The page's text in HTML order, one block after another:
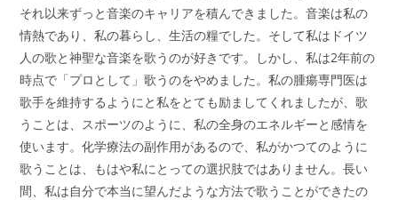
それ以来ずっと音楽のキャリアを積んできました。音楽は私の
情熱であり、私の暮らし、生活の糧でした。そして私はドイツ
人の歌と神聖な音楽を歌うのが好きです。しかし、私は2年前の
時点で「プロとして」歌うのをやめました。私の腫瘍専門医は
歌手を維持するようにと私をとても励ましてくれましたが、歌
うことは、スポーツのように、私の全身のエネルギーと感情を
使います。化学療法の副作用があるので、私がかつてのように
歌うことは、もはや私にとっての選択肢ではありません。長い
間、私は自分で本当に望んだような方法で歌うことができたの